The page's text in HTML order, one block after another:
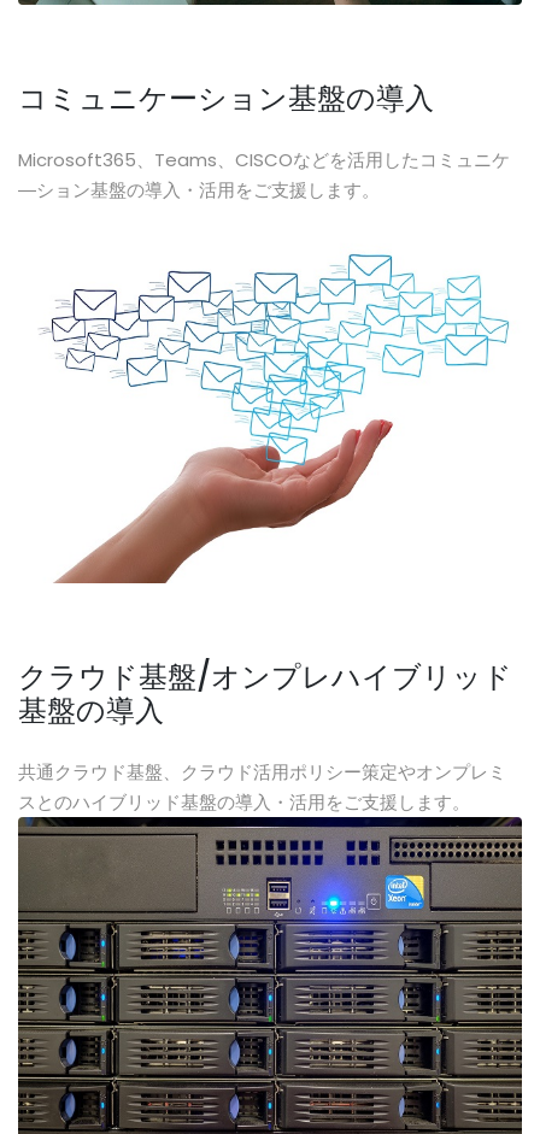
コミュニケーション基盤の導入
Microsoft365、Teams、CISCOなどを活用したコミュニケ
―ション基盤の導入・活用をご支援します。
クラウド基盤/オンプレハイブリッド
基盤の導入
共通クラウド基盤、クラウド活用ポリシー策定やオンプレミ
スとのハイブリッド基盤の導入・活用をご支援します。